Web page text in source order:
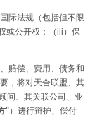
际法规（包括但不限
或公开权；（iii）保
赔偿、费用、债务和
，将对天合联盟、其
问、其关联公司、业
”）进行辩护、偿付